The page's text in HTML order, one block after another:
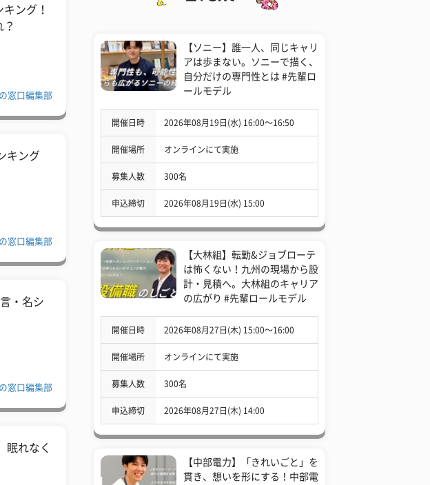
ング！
窓口編集部
キング
窓口編集部
・名シ
窓口編集部
眠れなく
【ソニー】誰一人、同じキャリ
アは歩まない。ソニーで描く、
自分だけの専門性とは #先輩ロ
ールモデル
開催日時 2026年08月19日(水) 16:00〜16:50
開催場所 オンラインにて実施
募集人数 300名
申込締切 2026年08月19日(水) 15:00
【大林組】転勤&ジョブローテ
は怖くない！九州の現場から設
計・見積へ。大林組のキャリア
の広がり #先輩ロールモデル
開催日時 2026年08月27日(木) 15:00〜16:00
開催場所 オンラインにて実施
募集人数 300名
申込締切 2026年08月27日(木) 14:00
【中部電力】「きれいごと」を
貫き、想いを形にする！中部電